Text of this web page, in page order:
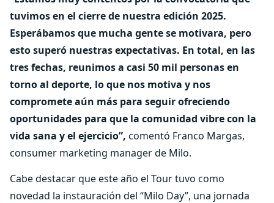
tuvimos en el cierre de nuestra edición 2025.
Esperábamos que mucha gente se motivara, pero
esto superó nuestras expectativas. En total, en las
tres fechas, reunimos a casi 50 mil personas en
torno al deporte, lo que nos motiva y nos
compromete aún más para seguir ofreciendo
oportunidades para que la comunidad vibre con la
vida sana y el ejercicio”, comentó Franco Margas,
consumer marketing manager de Milo.
Cabe destacar que este año el Tour tuvo como
novedad la instauración del “Milo Day”, una jornada